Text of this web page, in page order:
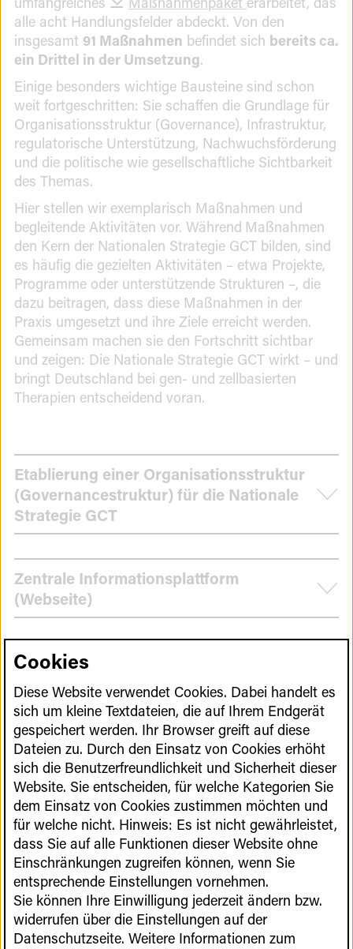
alle acht Handlungsfelder abdeckt. Von den
insgesamt 91 Maßnahmen befindet sich bereits ca.
ein Drittel in der Umsetzung.
Einige besonders wichtige Bausteine sind schon
weit fortgeschritten: Sie schaffen die Grundlage für
Organisationsstruktur (Governance), Infrastruktur,
regulatorische Unterstützung, Nachwuchsförderung
und die politische wie gesellschaftliche Sichtbarkeit
des Themas.
Hier stellen wir exemplarisch Maßnahmen und
begleitende Aktivitäten vor. Während Maßnahmen
den Kern der Nationalen Strategie GCT bilden, sind
es häufig die gezielten Aktivitäten – etwa Projekte,
Programme oder unterstützende Strukturen –, die
dazu beitragen, dass diese Maßnahmen in der
Praxis umgesetzt und ihre Ziele erreicht werden.
Gemeinsam machen sie den Fortschritt sichtbar
und zeigen: Die Nationale Strategie GCT wirkt – und
bringt Deutschland bei gen- und zellbasierten
Therapien entscheidend voran.
Fortschritte
bei
der
der
Ziele
der
Nationalen
Strategie
Etablierung einer Organisationsstruktur
(Governancestruktur) für die Nationale
Strategie GCT
Zentrale Informationsplattform
(Webseite)
Fortbildungsreihe für
Allgemeinmediziner*innen zu gen- und
zellbasierten Therapien
Nationales Netzwerkbüro GCT
GCT-Atlas
Entrepreneurship-Programm
GeneNovate®
Cookies
Diese Website verwendet Cookies. Dabei handelt es
sich um kleine Textdateien, die auf Ihrem Endgerät
gespeichert werden. Ihr Browser greift auf diese
Dateien zu. Durch den Einsatz von Cookies erhöht
sich die Benutzerfreundlichkeit und Sicherheit dieser
Website. Sie entscheiden, für welche Kategorien Sie
dem Einsatz von Cookies zustimmen möchten und
für welche nicht. Hinweis: Es ist nicht gewährleistet,
dass Sie auf alle Funktionen dieser Website ohne
Einschränkungen zugreifen können, wenn Sie
entsprechende Einstellungen vornehmen.
Sie können Ihre Einwilligung jederzeit ändern bzw.
widerrufen über die Einstellungen auf der
Datenschutzseite. Weitere Informationen zum